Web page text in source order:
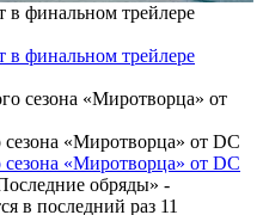
в финальном трейлере
в финальном трейлере
«Миротворца» от DC
«Миротворца» от DC